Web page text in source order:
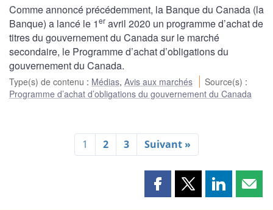
Comme annoncé précédemment, la Banque du Canada (la
Banque) a lancé le 1er avril 2020 un programme d’achat de
titres du gouvernement du Canada sur le marché
secondaire, le Programme d’achat d’obligations du
gouvernement du Canada.
Type(s) de contenu : Médias, Avis aux marchés Source(s) :
Programme d’achat d’obligations du gouvernement du Canada
1 2 3 Suivant »
PartagerPartagerPartager